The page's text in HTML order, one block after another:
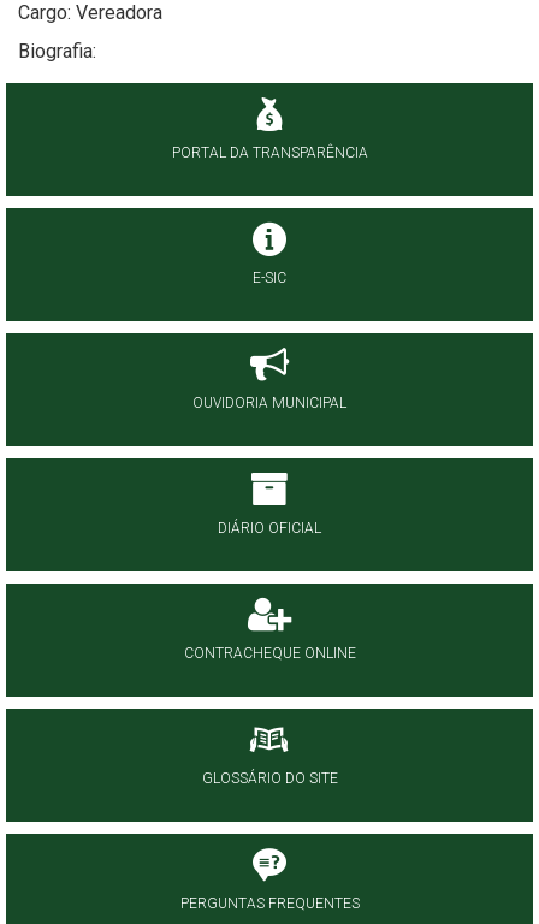
Cargo: Vereadora
Biografia:
PORTAL DA TRANSPARÊNCIA
E-SIC
OUVIDORIA MUNICIPAL
DIÁRIO OFICIAL
CONTRACHEQUE ONLINE
GLOSSÁRIO DO SITE
PERGUNTAS FREQUENTES